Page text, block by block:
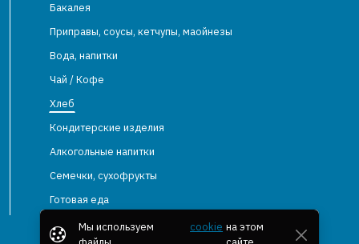
Мы используем
cookie на этом
Бакалея
Приправы, соусы, кетчупы, маойнезы
Вода, напитки
Чай / Кофе
Хлеб
Кондитерские изделия
Алкогольные напитки
Семечки, сухофрукты
Готовая еда